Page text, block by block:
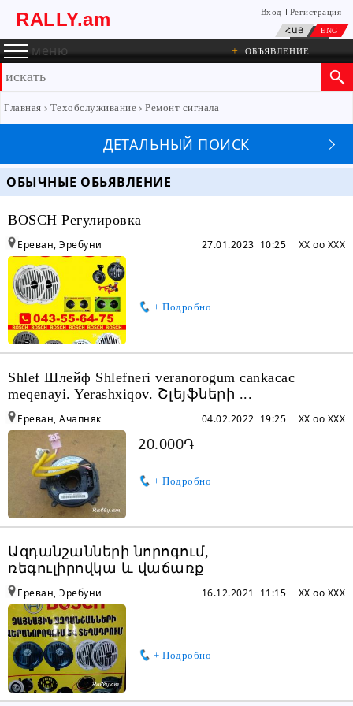
RALLY.am Вход Регистрация
ՀԱՅ ENG
меню + ОБЪЯВЛЕНИЕ
Главная Техобслуживание Ремонт сигнала
ДЕТАЛЬНЫЙ ПОИСК
ОБЫЧНЫЕ ОБЬЯВЛЕНИЕ
BOSCH Регулировка
+ Подробно
XX oo XXX
27.01.2023 10:25
Ереван, Эребуни
Shlef Шлейф Shlefneri veranorogum cankacac
meqenayi. Yerashxiqov. Շլեյֆների ...
20.000֏
+ Подробно
XX oo XXX
04.02.2022 19:25
Ереван, Ачапняк
Ազդանշանների նորոգում,
ռեգուլիրովկա և վաճառք
+ Подробно
XX oo XXX
16.12.2021 11:15
Ереван, Эребуни